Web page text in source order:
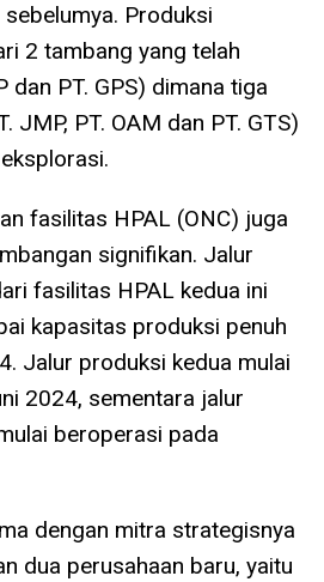
Produksi
2 tambang yang telah
dan PT. GPS) dimana tiga
JMP, PT. OAM dan PT. GTS)
fasilitas HPAL (ONC) juga
signifikan. Jalur
fasilitas HPAL kedua ini
kapasitas produksi penuh
Jalur produksi kedua mulai
2024, sementara jalur
beroperasi pada
dengan mitra strategisnya
dua perusahaan baru, yaitu